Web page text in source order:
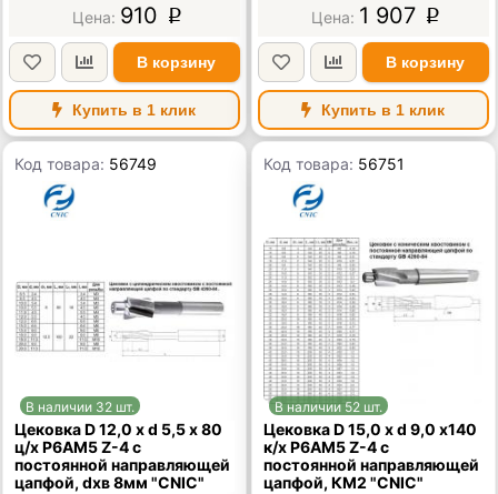
910 p
В корзину
Купить в 1 клик
1 907 p
В корзину
Купить в 1 клик
Код товара: 56749
В наличии 32 шт.
Цековка D 12,0 х d 5,5 х 80
ц/х Р6АМ5 Z-4 с
постоянной направляющей
цапфой, dхв 8мм "CNIC"
Код товара: 56751
В наличии 52 шт.
Цековка D 15,0 х d 9,0 х140
к/х Р6АМ5 Z-4 с
постоянной направляющей
цапфой, КМ2 "CNIC"